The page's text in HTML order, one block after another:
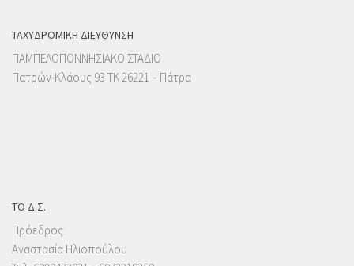
ΤΑΧΥΔΡΟΜΙΚΉ ΔΙΕΎΘΥΝΣΗ
ΠΑΜΠΕΛΟΠΟΝΝΗΣΙΑΚΟ ΣΤΑΔΙΟ
Πατρών-Κλάους 93 ΤΚ 26221 – Πάτρα
ΤΟ Δ.Σ.
Πρόεδρος:
Αναστασία Ηλιοπούλου